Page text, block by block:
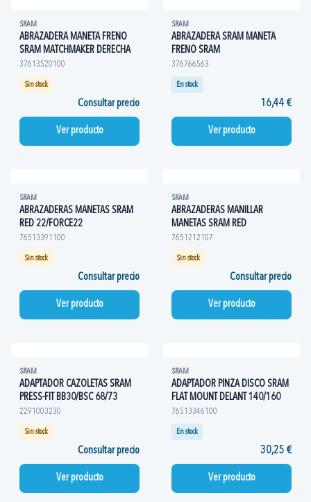
SRAM
ABRAZADERA MANETA FRENO
SRAM MATCHMAKER DERECHA
37613520100
Sin stock
Consultar precio
Ver producto
SRAM
ABRAZADERA SRAM MANETA
FRENO SRAM
376766563
En stock
16,44 €
Ver producto
SRAM
ABRAZADERAS MANETAS SRAM
RED 22/FORCE22
76513391100
Sin stock
Consultar precio
Ver producto
SRAM
ABRAZADERAS MANILLAR
MANETAS SRAM RED
7651212107
Sin stock
Consultar precio
Ver producto
SRAM
ADAPTADOR CAZOLETAS SRAM
PRESS-FIT BB30/BSC 68/73
2291003230
Sin stock
Consultar precio
Ver producto
SRAM
ADAPTADOR PINZA DISCO SRAM
FLAT MOUNT DELANT 140/160
76513346100
En stock
30,25 €
Ver producto